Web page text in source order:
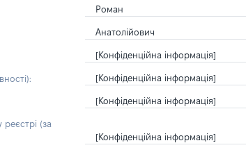
Роман
Анатолійович
[Конфіденційна інформація]
[Конфіденційна інформація]
[Конфіденційна інформація]
(за
[Конфіденційна інформація]